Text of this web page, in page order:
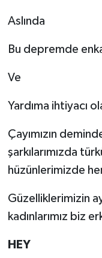
Aslında
Bu depremde
Ve
Yardıma ihtiyacı
Çayımızın
şarkılarımızda
hüzünlerimizde
Güzelliklerimizin
kadınlarımız biz
HEY